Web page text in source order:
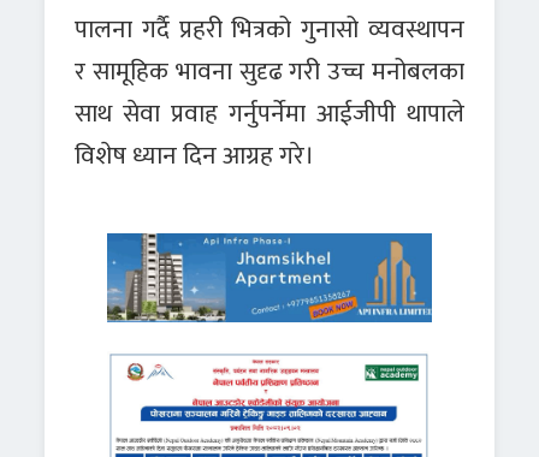
पालना गर्दै प्रहरी भित्रको गुनासो व्यवस्थापन
र सामूहिक भावना सुदृढ गरी उच्च मनोबलका
साथ सेवा प्रवाह गर्नुपर्नेमा आईजीपी थापाले
विशेष ध्यान दिन आग्रह गरे।